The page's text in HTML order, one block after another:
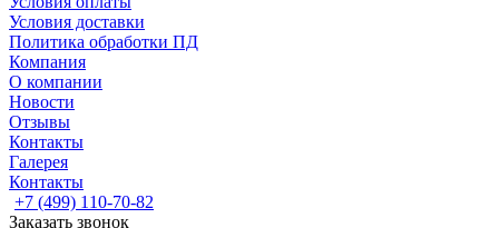
Условия доставки
Политика обработки ПД
Компания
О компании
Новости
Отзывы
Контакты
Галерея
Контакты
+7 (499) 110-70-82
Заказать звонок